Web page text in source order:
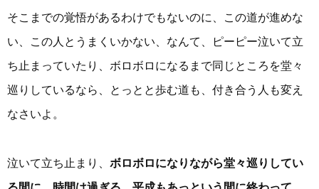
そこまでの覚悟があるわけでもないのに、この道が進めな
い、この人とうまくいかない、なんて、ピーピー泣いて立
ち止まっていたり、ボロボロになるまで同じところを堂々
巡りしているなら、とっとと歩む道も、付き合う人も変え
なさいよ。
泣いて立ち止まり、 ボロボロになりながら堂々巡りしてい